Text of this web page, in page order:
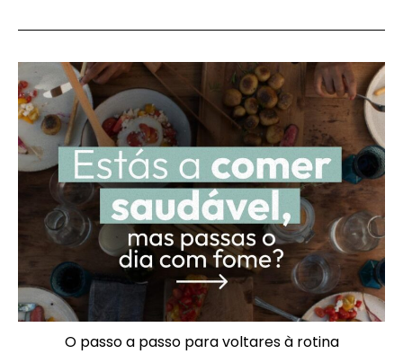
O passo a passo para voltares à rotina